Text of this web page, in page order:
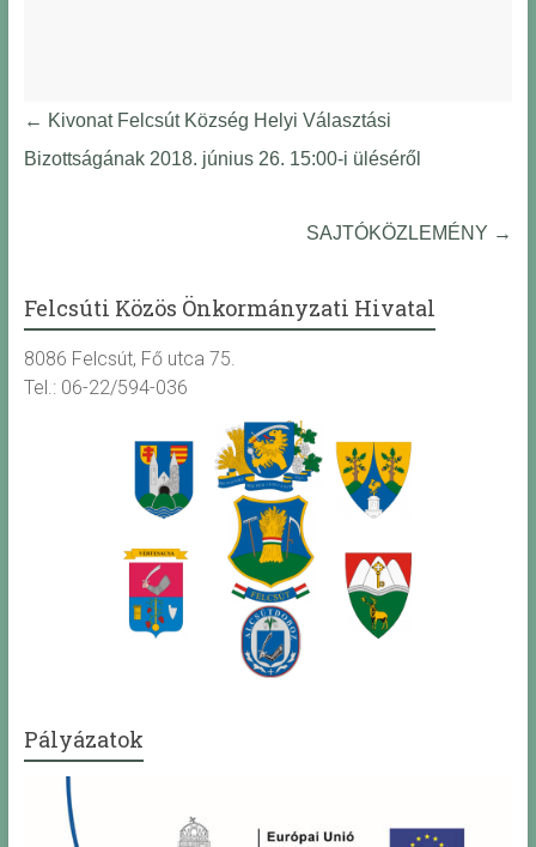
← Kivonat Felcsút Község Helyi Választási
Bizottságának 2018. június 26. 15:00-i üléséről
SAJTÓKÖZLEMÉNY →
Felcsúti Közös Önkormányzati Hivatal
8086 Felcsút, Fő utca 75.
Tel.: 06-22/594-036
Pályázatok